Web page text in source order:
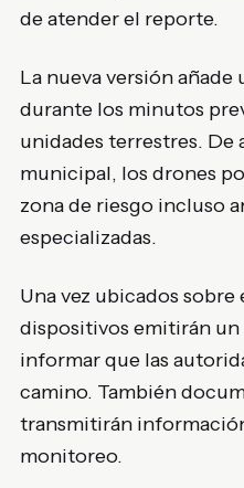
de atender el reporte.
La nueva versión añade
durante los minutos
unidades terrestres.
municipal, los drones
zona de riesgo incluso
especializadas.
Una vez ubicados
dispositivos emitirán un
informar que las
camino. También
transmitirán
monitoreo.